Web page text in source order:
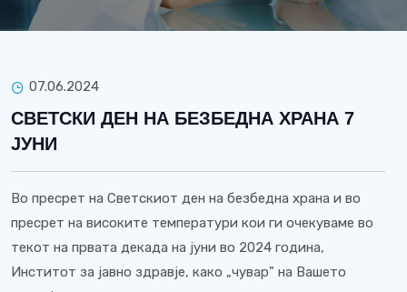
07.06.2024
СВЕТСКИ ДЕН НА БЕЗБЕДНА ХРАНА 7
ЈУНИ
Во пресрет на Светскиот ден на безбедна храна и во
пресрет на високите температури кои ги очекуваме во
текот на првата декада на јуни во 2024 година,
Инститот за јавно здравје, како „чувар" на Вашето